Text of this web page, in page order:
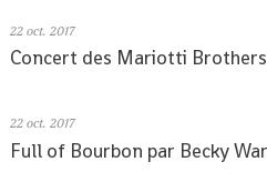
22 oct. 2017
Concert des Mariotti
22 oct. 2017
Full of Bourbon par Becky